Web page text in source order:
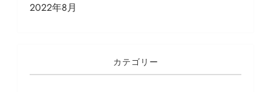
2022年8月
カテゴリー